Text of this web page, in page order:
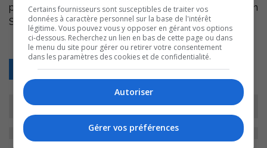
parents, enfants et petits-enfants » a conclu Sylvain
Simard.
Retour
Certains fournisseurs sont susceptibles de traiter vos
données à caractère personnel sur la base de l'intérêt
légitime. Vous pouvez vous y opposer en gérant vos options
ci-dessous. Recherchez un lien en bas de cette page ou dans
le menu du site pour gérer ou retirer votre consentement
dans les paramètres des cookies et de confidentialité.
Autoriser
Gérer vos préférences